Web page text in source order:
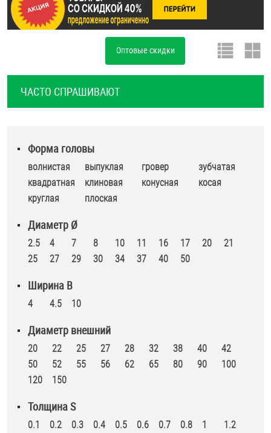
ОПЛАТА И ДОСТАВКА
Втулки
Дюймовый крепёж
Заклепки (Гайки-Заклепки)
Инструмент
Крюки, кольца с метрической резьбой
Крюки, кольца с шурупной резьбой
Оснастка и аксессуары для яхт
Пробки
Саморезы и шурупы
Стопорные кольца
Оптовые скидки
ЧАСТО СПРАШИВАЮТ
Форма головы
волнистая выпуклая гровер
зубчатая
квадратная
клиновая конусная
косая
круглая
плоская
Диаметр Ø
2.5 4 7 8 10 11 16 17 20
21
25
27 29 30 34 37 40 50
Ширина B
4 4.5 10
Диаметр внешний
20 22 25 27 28 32 38 40
42
50
52 55 56 62 65 80 90
100
120
150
Толщина S
0.1 0.2 0.3 0.4 0.5 0.6 0.7 0.8 1
1.2